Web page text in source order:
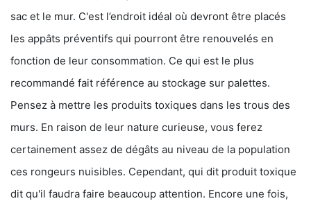
sac et le mur. C'est l’endroit idéal où devront être placés
les appâts préventifs qui pourront être renouvelés en
fonction de leur consommation. Ce qui est le plus
recommandé fait référence au stockage sur palettes.
Pensez à mettre les produits toxiques dans les trous des
murs. En raison de leur nature curieuse, vous ferez
certainement assez de dégâts au niveau de la population
ces rongeurs nuisibles. Cependant, qui dit produit toxique
dit qu'il faudra faire beaucoup attention. Encore une fois,